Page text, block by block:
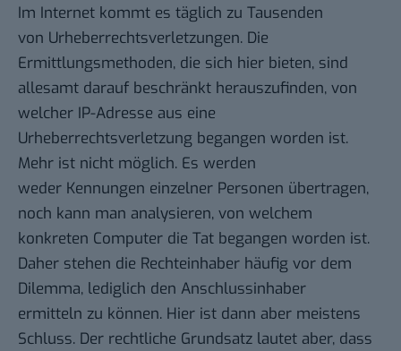
Im Internet kommt es täglich zu Tausenden
von Urheberrechtsverletzungen. Die
Ermittlungsmethoden, die sich hier bieten, sind
allesamt darauf beschränkt herauszufinden, von
welcher IP-Adresse aus eine
Urheberrechtsverletzung begangen worden ist.
Mehr ist nicht möglich. Es werden
weder Kennungen einzelner Personen übertragen,
noch kann man analysieren, von welchem
konkreten Computer die Tat begangen worden ist.
Daher stehen die Rechteinhaber häufig vor dem
Dilemma, lediglich den Anschlussinhaber
ermitteln zu können. Hier ist dann aber meistens
Schluss. Der rechtliche Grundsatz lautet aber, dass